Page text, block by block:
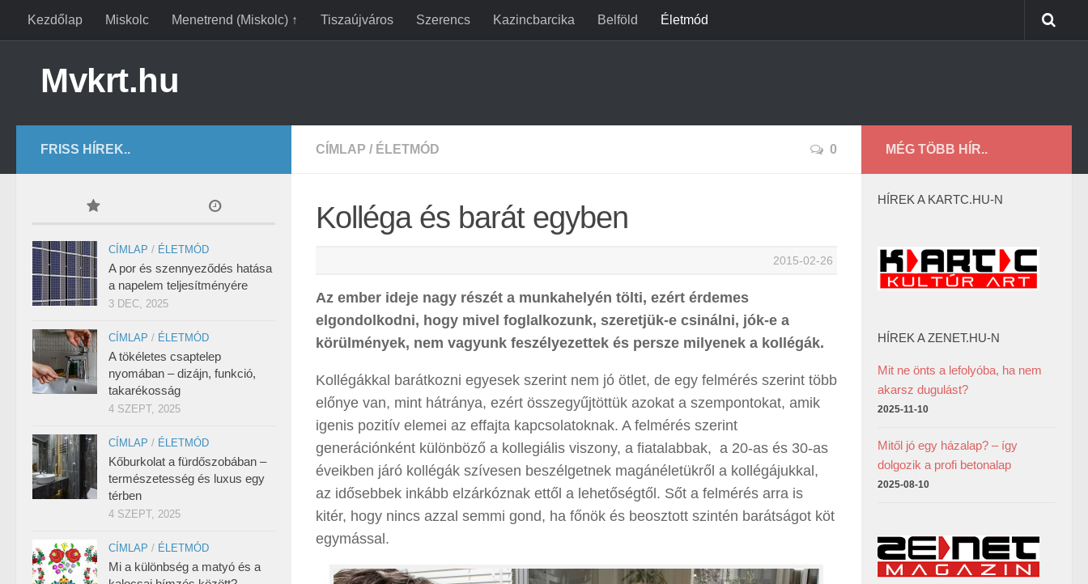
Kezdőlap Miskolc Menetrend (Miskolc) ↑ Tiszaújváros Szerencs Kazincbarcika Belföld Életmód
Mvkrt.hu
CÍMLAP / ÉLETMÓD 0
Kolléga és barát egyben
2015-02-26
Az ember ideje nagy részét a munkahelyén tölti, ezért érdemes
elgondolkodni, hogy mivel foglalkozunk, szeretjük-e csinálni, jók-e a
körülmények, nem vagyunk feszélyezettek és persze milyenek a kollégák.
Kollégákkal barátkozni egyesek szerint nem jó ötlet, de egy felmérés szerint több
előnye van, mint hátránya, ezért összegyűjtöttük azokat a szempontokat, amik
igenis pozitív elemei az effajta kapcsolatoknak. A felmérés szerint
generációnként különböző a kollegiális viszony, a fiatalabbak, a 20-as és 30-as
éveikben járó kollégák szívesen beszélgetnek magánéletükről a kollégájukkal,
az idősebbek inkább elzárkóznak ettől a lehetőségtől. Sőt a felmérés arra is
kitér, hogy nincs azzal semmi gond, ha főnök és beosztott szintén barátságot köt
egymással.
FRISS HÍREK..
CÍMLAP / ÉLETMÓD
A por és szennyeződés hatása
a napelem teljesítményére
3 DEC, 2025
CÍMLAP / ÉLETMÓD
A tökéletes csaptelep
nyomában – dizájn, funkció,
takarékosság
4 SZEPT, 2025
CÍMLAP / ÉLETMÓD
Kőburkolat a fürdőszobában –
természetesség és luxus egy
térben
4 SZEPT, 2025
CÍMLAP / ÉLETMÓD
Mi a különbség a matyó és a
MÉG TÖBB HÍR..
HÍREK A KARTC.HU-N
HÍREK A ZENET.HU-N
Mit ne önts a lefolyóba, ha nem
akarsz dugulást?
2025-11-10
Mitől jó egy házalap? – így
dolgozik a profi betonalap
2025-08-10